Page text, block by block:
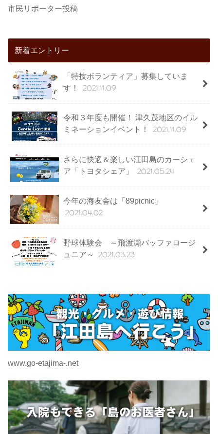
市民リポーター投稿
新着エントリー
「特技ボランティア」募集していま
す！
2021.11.09
令和３年度も開催！ 津久茂地区のイル
ミネーションイベント！
2021.11.09
さらに快適＆楽しい江田島のカーシェ
ア「トヨタシェア」
2021.05.24
今年の海友舎は「89picnic」
2021.04.02
野球体験会 ～飛渡瀬バッファロージ
ュニア～
2021.03.23
www.go-etajima-.net